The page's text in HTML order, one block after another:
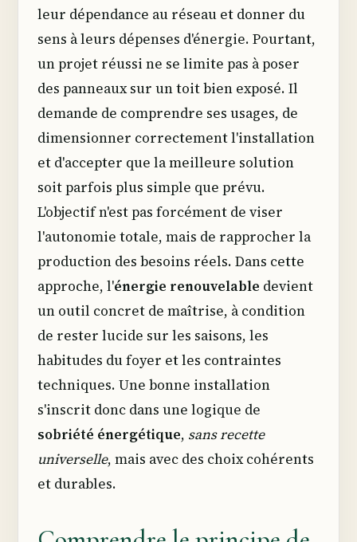
leur dépendance au réseau et donner du
sens à leurs dépenses d'énergie. Pourtant,
un projet réussi ne se limite pas à poser
des panneaux sur un toit bien exposé. Il
demande de comprendre ses usages, de
dimensionner correctement l'installation
et d'accepter que la meilleure solution
soit parfois plus simple que prévu.
L'objectif n'est pas forcément de viser
l'autonomie totale, mais de rapprocher la
production des besoins réels. Dans cette
approche, l'énergie renouvelable devient
un outil concret de maîtrise, à condition
de rester lucide sur les saisons, les
habitudes du foyer et les contraintes
techniques. Une bonne installation
s'inscrit donc dans une logique de
sobriété énergétique, sans recette
universelle, mais avec des choix cohérents
et durables.